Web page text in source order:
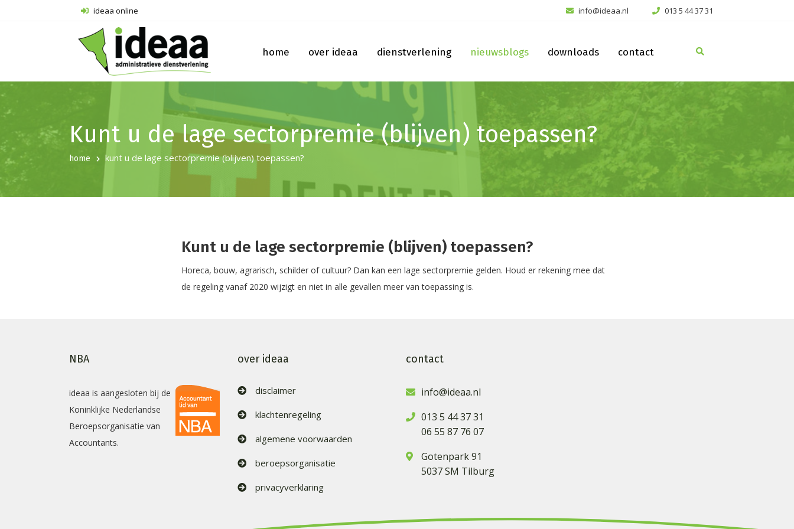
ideaa online 013 5 44 37 31
info@ideaa.nl
home over ideaa dienstverlening nieuwsblogs downloads contact
Kunt u de lage sectorpremie (blijven) toepassen?
home kunt u de lage sectorpremie (blijven) toepassen?
Kunt u de lage sectorpremie (blijven) toepassen?
Horeca, bouw, agrarisch, schilder of cultuur? Dan kan een lage sectorpremie gelden. Houd er rekening mee dat
de regeling vanaf 2020 wijzigt en niet in alle gevallen meer van toepassing is.
NBA
ideaa is aangesloten bij de
Koninklijke Nederlandse
Beroepsorganisatie van
Accountants.
over ideaa
disclaimer
klachtenregeling
algemene voorwaarden
beroepsorganisatie
privacyverklaring
contact
info@ideaa.nl
013 5 44 37 31
06 55 87 76 07
Gotenpark 91
5037 SM Tilburg